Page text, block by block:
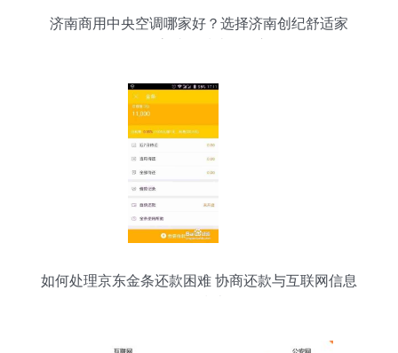
济南商用中央空调哪家好？选择济南创纪舒适家
如何处理京东金条还款困难 协商还款与互联网信息